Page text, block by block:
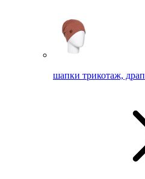
шапки трикотаж, драп